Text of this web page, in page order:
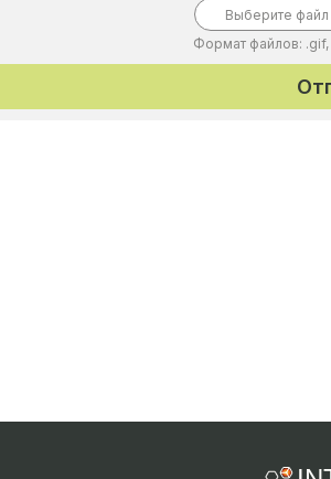
Выберите файл
Формат файлов: